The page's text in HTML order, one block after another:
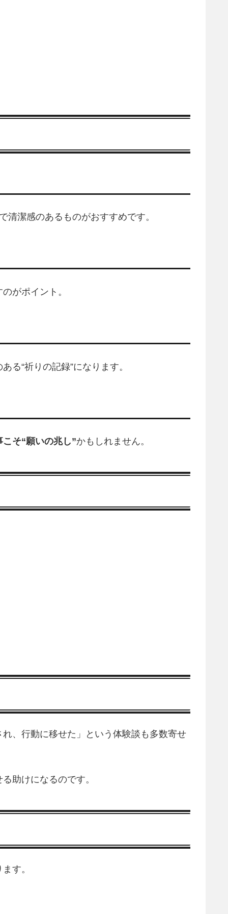
潔感のあるものがおすすめです。
がポイント。
る“祈りの記録”になります。
そ“願いの兆し”かもしれません。
、行動に移せた」という体験談も多数寄せ
助けになるのです。
す。